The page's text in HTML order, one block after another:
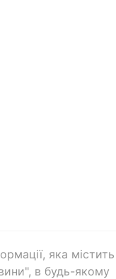
яка містить
в будь-якому